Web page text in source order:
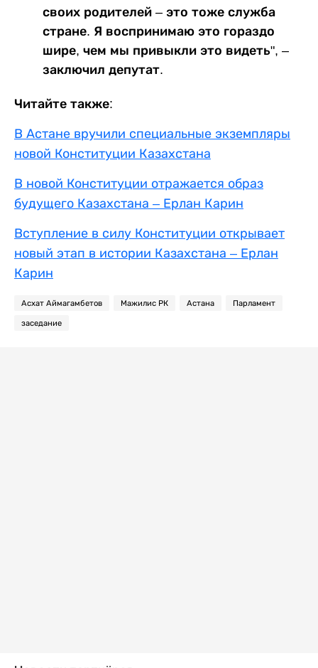
своих родителей – это тоже служба
стране. Я воспринимаю это гораздо
шире, чем мы привыкли это видеть", –
заключил депутат.
Читайте также:
В Астане вручили специальные экземпляры
новой Конституции Казахстана
В новой Конституции отражается образ
будущего Казахстана – Ерлан Карин
Вступление в силу Конституции открывает
новый этап в истории Казахстана – Ерлан
Карин
Асхат Аймагамбетов Мажилис РК Астана Парламент
заседание